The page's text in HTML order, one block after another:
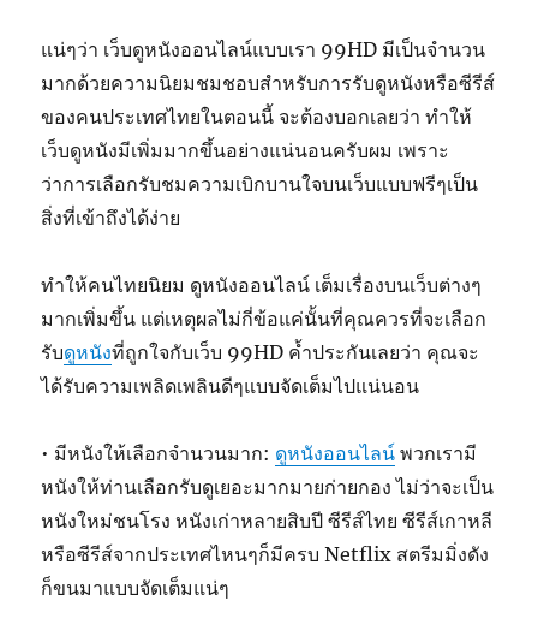
แน่ๆว่า เว็บดูหนังออนไลน์แบบเรา 99HD มีเป็นจำนวน
มากด้วยความนิยมชมชอบสำหรับการรับดูหนังหรือซีรีส์
ของคนประเทศไทยในตอนนี้ จะต้องบอกเลยว่า ทำให้
เว็บดูหนังมีเพิ่มมากขึ้นอย่างแน่นอนครับผม เพราะ
ว่าการเลือกรับชมความเบิกบานใจบนเว็บแบบฟรีๆเป็น
สิ่งที่เข้าถึงได้ง่าย
ทำให้คนไทยนิยม ดูหนังออนไลน์ เต็มเรื่องบนเว็บต่างๆ
มากเพิ่มขึ้น แต่เหตุผลไม่กี่ข้อแค่นั้นที่คุณควรที่จะเลือก
รับดูหนังที่ถูกใจกับเว็บ 99HD ค้ำประกันเลยว่า คุณจะ
ได้รับความเพลิดเพลินดีๆแบบจัดเต็มไปแน่นอน
• มีหนังให้เลือกจำนวนมาก: ดูหนังออนไลน์ พวกเรามี
หนังให้ท่านเลือกรับดูเยอะมากมายก่ายกอง ไม่ว่าจะเป็น
หนังใหม่ชนโรง หนังเก่าหลายสิบปี ซีรีส์ไทย ซีรีส์เกาหลี
หรือซีรีส์จากประเทศไหนๆก็มีครบ Netflix สตรีมมิ่งดัง
ก็ขนมาแบบจัดเต็มแน่ๆ